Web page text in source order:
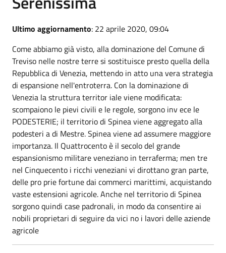
Ultimo aggiornamento: 22 aprile 2020, 09:04
Come abbiamo già visto, alla dominazione del Comune di
Treviso nelle nostre terre si sostituisce presto quella della
Repubblica di Venezia, mettendo in atto una vera strategia
di espansione nell'entroterra. Con la dominazione di
Venezia la struttura territor iale viene modificata:
scompaiono le pievi civili e le regole, sorgono inv ece le
PODESTERIE; il territorio di Spinea viene aggregato alla
podesteri a di Mestre. Spinea viene ad assumere maggiore
importanza. Il Quattrocento è il secolo del grande
espansionismo militare veneziano in terraferma; men tre
nel Cinquecento i ricchi veneziani vi dirottano gran parte,
delle pro prie fortune dai commerci marittimi, acquistando
vaste estensioni agricole. Anche nel territorio di Spinea
sorgono quindi case padronali, in modo da consentire ai
nobili proprietari di seguire da vici no i lavori delle aziende
agricole